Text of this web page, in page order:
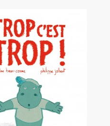
Trop c'est trop !
8,00 €